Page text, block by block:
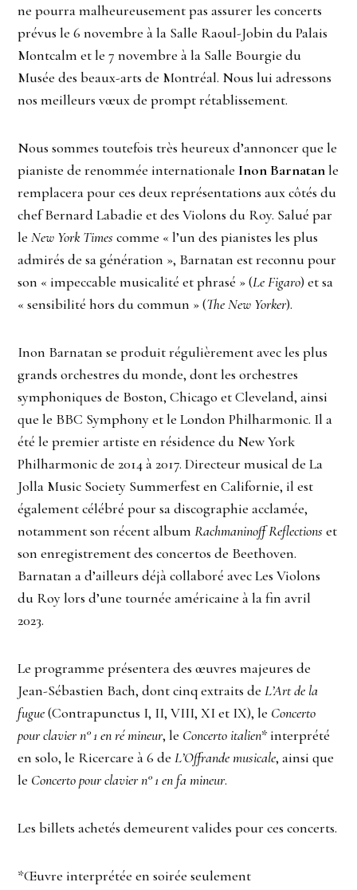
ne pourra malheureusement pas assurer les concerts
prévus le 6 novembre à la Salle Raoul-Jobin du Palais
Montcalm et le 7 novembre à la Salle Bourgie du
Musée des beaux-arts de Montréal. Nous lui adressons
nos meilleurs vœux de prompt rétablissement.
Nous sommes toutefois très heureux d’annoncer que le
pianiste de renommée internationale Inon Barnatanle
remplacera pour ces deux représentations aux côtés du
chef Bernard Labadie et des Violons du Roy. Salué par
leNew York Times comme « l’un des pianistes les plus
admirés de sa génération », Barnatan est reconnu pour
son « impeccable musicalité et phrasé » (Le Figaro) et sa
« sensibilité hors du commun » (The New Yorker).
Inon Barnatan se produit régulièrement avec les plus
grands orchestres du monde, dont les orchestres
symphoniques de Boston, Chicago et Cleveland, ainsi
que le BBC Symphony et le London Philharmonic. Il a
été le premier artiste en résidence du New York
Philharmonic de 2014 à 2017. Directeur musical de La
Jolla Music Society Summerfest en Californie, il est
également célébré pour sa discographie acclamée,
notamment son récent albumRachmaninoff Reflections et
son enregistrement des concertos de Beethoven.
Barnatan a d’ailleurs déjà collaboré avec Les Violons
du Roy lors d’une tournée américaine à la fin avril
2023.
Le programme présentera des œuvres majeures de
Jean-Sébastien Bach, dont cinq extraits deL’Art de la
fugue(Contrapunctus I, II, VIII, XI et IX), le Concerto
pour clavier n° 1 en ré mineur, le Concerto italien*interprété
en solo, le Ricercare à 6 deL’Offrande musicale, ainsi que
le Concerto pour clavier n° 1 en fa mineur.
Les billets achetés demeurent valides pour ces concerts.
*Œuvre interprétée en soirée seulement